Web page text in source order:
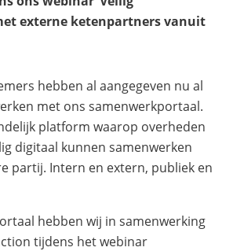
externe ketenpartners vanuit
hebben al aangegeven nu al
met ons samenwerkportaal.
platform waarop overheden
digitaal kunnen samenwerken
partij. Intern en extern, publiek en
hebben wij in samenwerking
tijdens het webinar